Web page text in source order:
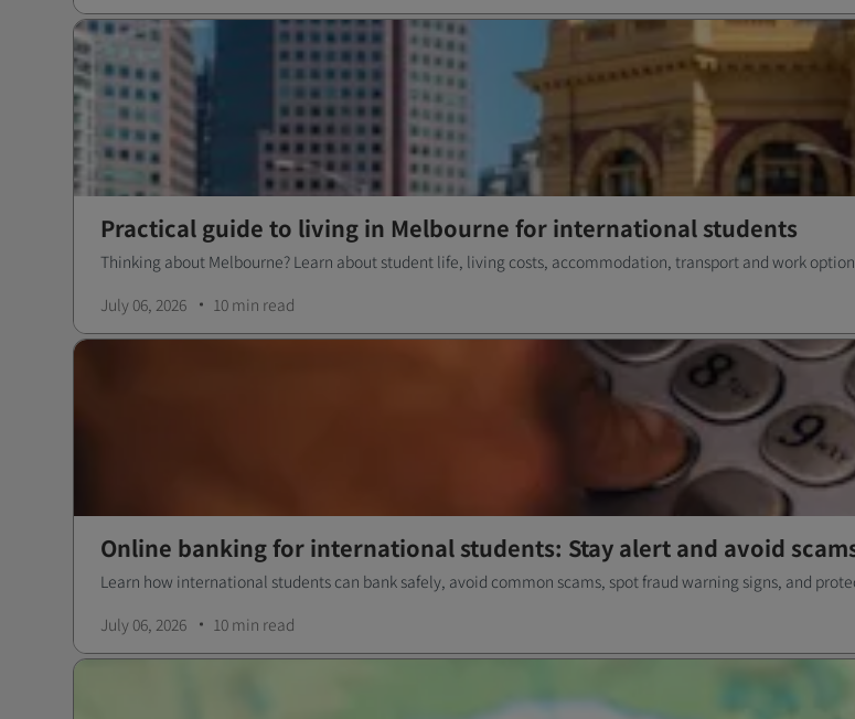
Practical guide to living in Melbourne for international students
Thinking about Melbourne? Learn about student life, living costs, accommodation, transport and work
July 06, 2026
10 min read
Online banking for international students: Stay alert and avoid
Learn how international students can bank safely, avoid common scams, spot fraud warning signs, and
July 06, 2026
10 min read